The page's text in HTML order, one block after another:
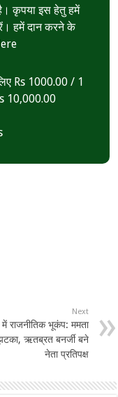
कृपया इस हेतु हमें
हमें दान करने के
Rs 1000.00 / 1
10,000.00
Next
में राजनीतिक भूकंप: ममता
ऋतब्रत बनर्जी बने
नेता प्रतिपक्ष